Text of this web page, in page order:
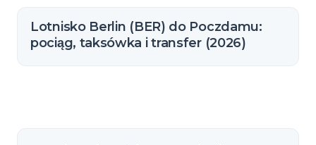
Lotnisko Berlin (BER) do Poczdamu:
pociąg, taksówka i transfer (2026)